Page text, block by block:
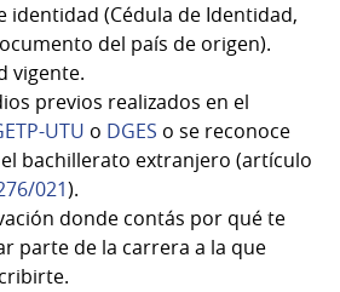
identidad (Cédula de Identidad,
del país de origen).
vigente.
previos realizados en el
UTU o DGES o se reconoce
bachillerato extranjero (artículo
021).
donde contás por qué te
parte de la carrera a la que